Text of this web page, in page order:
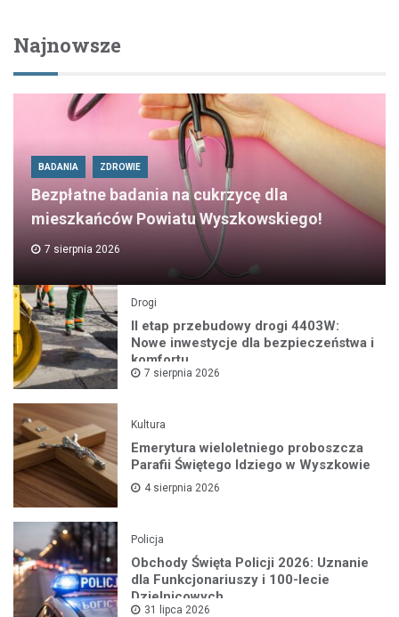
Najnowsze
BADANIA ZDROWIE
Bezpłatne badania na cukrzycę dla
mieszkańców Powiatu Wyszkowskiego!
7 sierpnia 2026
Drogi
II etap przebudowy drogi 4403W:
Nowe inwestycje dla bezpieczeństwa i
komfortu
7 sierpnia 2026
Kultura
Emerytura wieloletniego proboszcza
Parafii Świętego Idziego w Wyszkowie
4 sierpnia 2026
Policja
Obchody Święta Policji 2026: Uznanie
dla Funkcjonariuszy i 100-lecie
Dzielnicowych
31 lipca 2026